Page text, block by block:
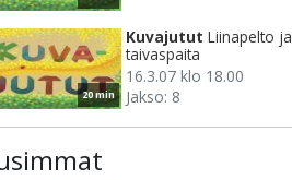
20 min
Kuvajutut Liinapelto ja
taivaspaita
16.3.07 klo 18.00
Jakso: 8